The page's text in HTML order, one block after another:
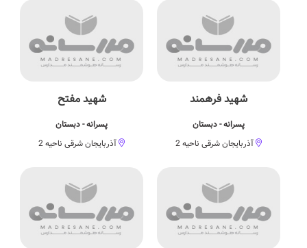
شهید فرهمند
پسرانه - دبستان
آذربایجان شرقی ناحیه 2
شهید مفتح
پسرانه - دبستان
آذربایجان شرقی ناحیه 2